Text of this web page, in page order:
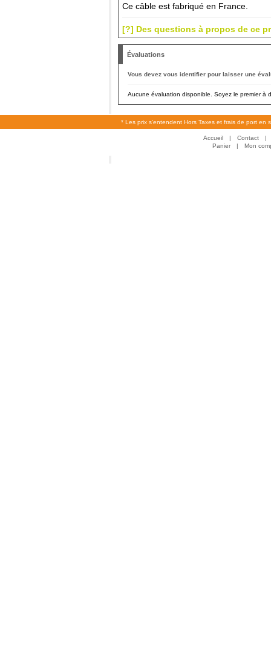
Ce câble est fabriqué en France.
[?] Des questions à propos de ce
Évaluations
Vous devez vous identifier pour laisser une
Aucune évaluation disponible. Soyez le premier à
* Les prix s'entendent Hors Taxes et frais de port en
Accueil | Contact
|
Panier
| Mon